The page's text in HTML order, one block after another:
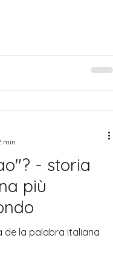
- storia
più
de la palabra italiana
min